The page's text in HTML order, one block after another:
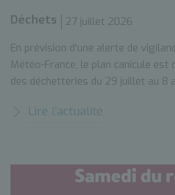
Déchets
27 juillet 2026
En prévision d'une alerte de
Météo-France, le plan canicule est
des déchetteries du 29 juillet au 8
Lire l’actualité